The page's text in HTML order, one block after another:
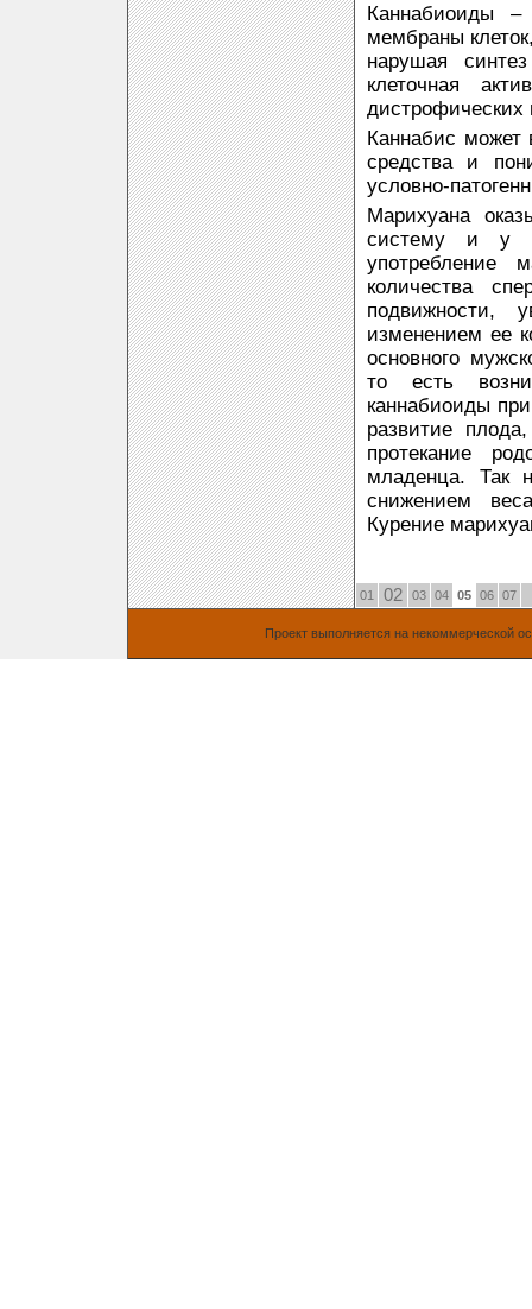
Каннабиоиды –
мембраны
нарушая
клеточная
Каннабис может
средства и
условно-
Марихуана
систему и у
употребление
количества
подвижности,
изменением ее
основного
то есть
каннабиоиды
развитие
протекание
младенца. Так
снижением
Курение
01 02 03 04 05 06 07
Проект выполняется на некоммерческой